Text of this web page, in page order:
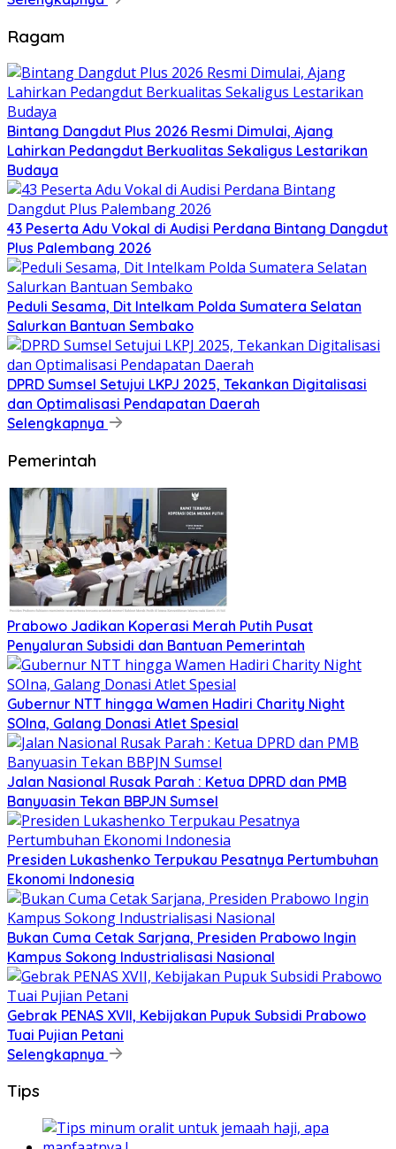
Ragam
Bintang Dangdut Plus 2026 Resmi Dimulai, Ajang
Lahirkan Pedangdut Berkualitas Sekaligus Lestarikan
Budaya
43 Peserta Adu Vokal di Audisi Perdana Bintang Dangdut
Plus Palembang 2026
Peduli Sesama, Dit Intelkam Polda Sumatera Selatan
Salurkan Bantuan Sembako
DPRD Sumsel Setujui LKPJ 2025, Tekankan Digitalisasi
dan Optimalisasi Pendapatan Daerah
Selengkapnya
Pemerintah
Prabowo Jadikan Koperasi Merah Putih Pusat
Penyaluran Subsidi dan Bantuan Pemerintah
Gubernur NTT hingga Wamen Hadiri Charity Night
SOIna, Galang Donasi Atlet Spesial
Jalan Nasional Rusak Parah : Ketua DPRD dan PMB
Banyuasin Tekan BBPJN Sumsel
Presiden Lukashenko Terpukau Pesatnya Pertumbuhan
Ekonomi Indonesia
Bukan Cuma Cetak Sarjana, Presiden Prabowo Ingin
Kampus Sokong Industrialisasi Nasional
Gebrak PENAS XVII, Kebijakan Pupuk Subsidi Prabowo
Tuai Pujian Petani
Selengkapnya
Tips